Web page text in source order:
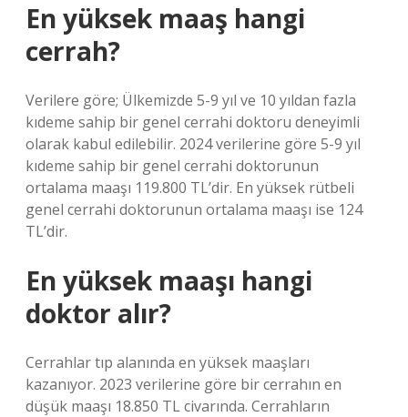
En yüksek maaş hangi
cerrah?
Verilere göre; Ülkemizde 5-9 yıl ve 10 yıldan fazla
kıdeme sahip bir genel cerrahi doktoru deneyimli
olarak kabul edilebilir. 2024 verilerine göre 5-9 yıl
kıdeme sahip bir genel cerrahi doktorunun
ortalama maaşı 119.800 TL’dir. En yüksek rütbeli
genel cerrahi doktorunun ortalama maaşı ise 124
TL’dir.
En yüksek maaşı hangi
doktor alır?
Cerrahlar tıp alanında en yüksek maaşları
kazanıyor. 2023 verilerine göre bir cerrahın en
düşük maaşı 18.850 TL civarında. Cerrahların